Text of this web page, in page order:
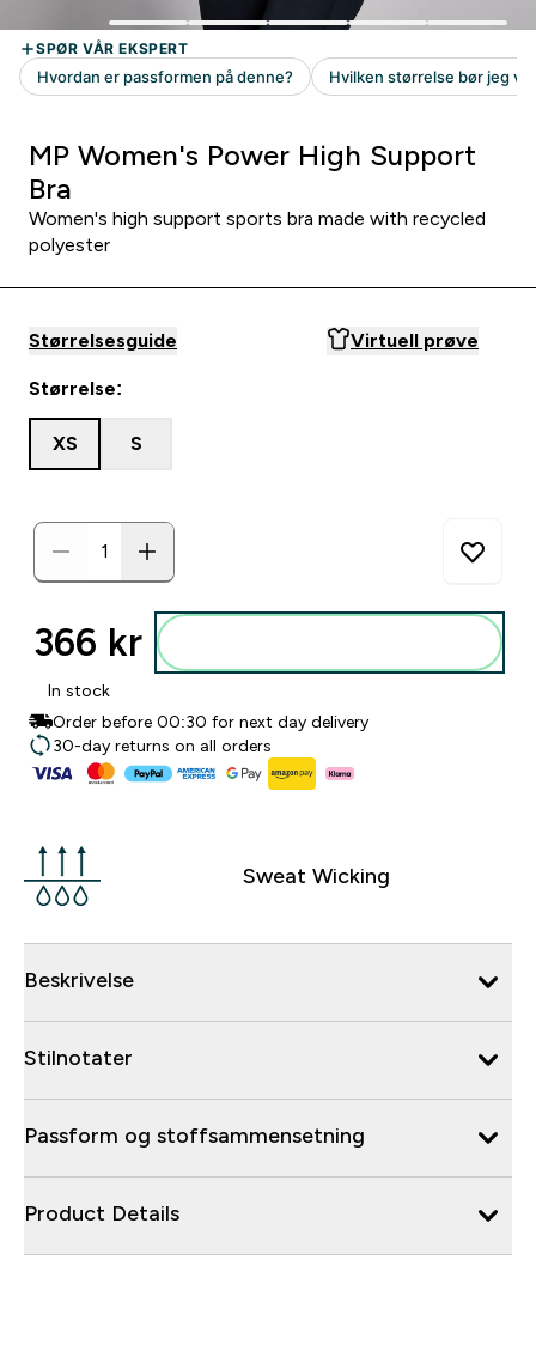
MP Women's Power High Support
Bra
Women's high support sports bra made with recycled
polyester
Størrelsesguide Virtuell prøve
Størrelse:
XS S
366 kr‎
In stock
Order before 00:30 for next day delivery
30-day returns on all orders
Sweat Wicking
Beskrivelse
Stilnotater
Passform og stoffsammensetning
Product Details